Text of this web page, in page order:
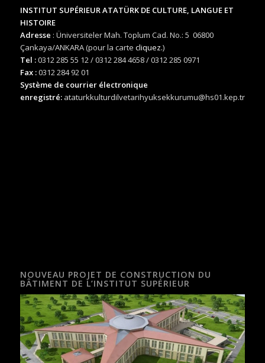
INSTITUT SUPÉRIEUR ATATÜRK DE CULTURE, LANGUE ET
HISTOIRE
Adresse : Üniversiteler Mah. Toplum Cad. No.: 5 06800
Çankaya/ANKARA (pour la carte cliquez.)
Tel :0312 285 55 12 / 0312 284 4658 / 0312 285 0971
Fax :0312 284 92 01
Système de courrier électronique
enregistré: ataturkkulturdilvetarihyuksekkurumu@hs01.kep.tr
NOUVEAU PROJET DE CONSTRUCTION DU
BÂTIMENT DE L’INSTITUT SUPÉRIEUR